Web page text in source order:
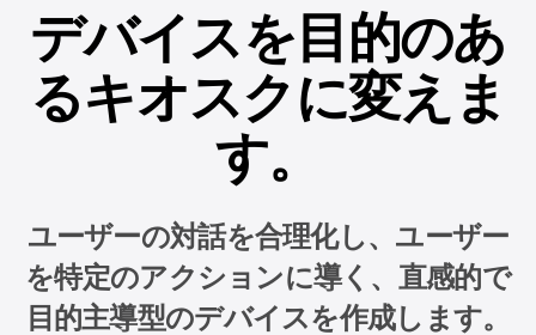
デバイスを目的のあ
るキオスクに変えま
す。
ユーザーの対話を合理化し、ユーザー
を特定のアクションに導く、直感的で
目的主導型のデバイスを作成します。